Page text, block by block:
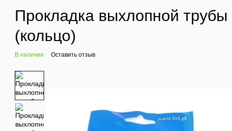
Прокладка выхлопной
(кольцо)
В наличии Оставить отзыв